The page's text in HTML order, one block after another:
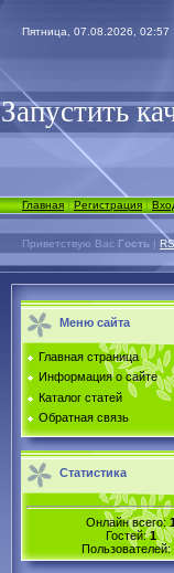
Пятница, 07.08.2026, 02:57
Запустить
Главная|Регистрация|
Приветствую Вас Гость |
Меню сайта
Главная страница
Информация о сайте
Каталог статей
Обратная связь
Статистика
Онлайн всего:
Гостей:1
Пользователей: